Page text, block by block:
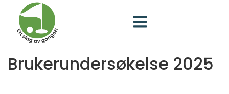
Brukerundersøkelse 2025